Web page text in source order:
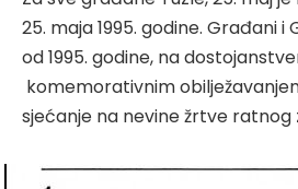
25. maja 1995. godine. Građani
od 1995. godine, na
komemorativnim
sjećanje na nevine žrtve ratnog